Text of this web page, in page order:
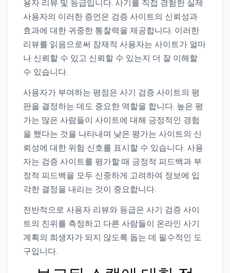
용자 리뷰 및 등급입니다. 사기를 직접 경험한 실제
사용자의 이러한 증언은 검증 사이트의 신뢰성과
효과에 대한 귀중한 통찰력을 제공합니다. 이러한
리뷰를 읽음으로써 잠재적 사용자는 사이트가 얼마
나 신뢰할 수 있고 신뢰할 수 있는지 더 잘 이해할
수 있습니다.
사용자가 부여하는 평점은 사기 검증 사이트의 평
판을 결정하는 데도 중요한 역할을 합니다. 높은 평
가는 많은 사람들이 사이트에 대해 긍정적인 경험
을 했다는 것을 나타내며 낮은 평가는 사이트의 신
뢰성에 대한 위험 신호를 표시할 수 있습니다. 사용
자는 검증 사이트를 평가할 때 긍정적 피드백과 부
정적 피드백을 모두 신중하게 고려하여 정보에 입
각한 결정을 내리는 것이 중요합니다.
전반적으로 사용자 리뷰와 등급은 사기 검증 사이
트의 진위를 측정하고 다른 사람들이 온라인 사기
계획의 희생자가 되지 않도록 돕는 데 필수적인 도
구입니다.